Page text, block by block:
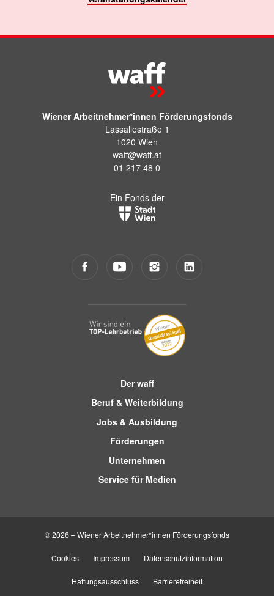
Wiener Arbeitnehmer*innen Förderungsfonds
Lassallestraße 1
1020 Wien
waff@waff.at
01 217 48 0
Ein Fonds der
Der waff
Beruf & Weiterbildung
Jobs & Ausbildung
Förderungen
Unternehmen
Service für Medien
© 2026 – Wiener Arbeitnehmer*innen Förderungsfonds
Cookies Impressum Datenschutzinformation
Haftungsausschluss Barrierefreiheit